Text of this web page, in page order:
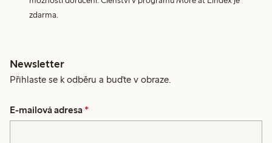
zdarma.
Newsletter
Přihlaste se k odběru a buďte v obraze.
E-mailová adresa *